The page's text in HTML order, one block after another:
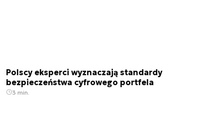
Polscy eksperci wyznaczają standardy
bezpieczeństwa cyfrowego portfela
3 min.